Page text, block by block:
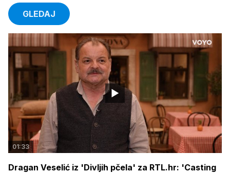
GLEDAJ
01:33
Dragan Veselić iz 'Divljih pčela' za RTL.hr: 'Casting